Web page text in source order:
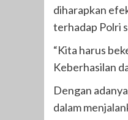
diharapkan
terhadap Polri
“Kita harus
Keberhasilan
Dengan
dalam